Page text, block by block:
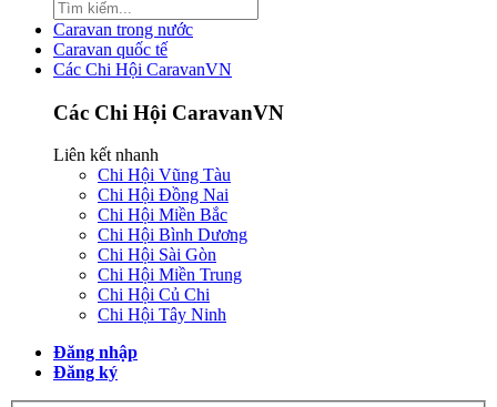
Caravan trong nước
Caravan quốc tế
Các Chi Hội CaravanVN
Các Chi Hội CaravanVN
Liên kết nhanh
Chi Hội Vũng Tàu
Chi Hội Đồng Nai
Chi Hội Miền Bắc
Chi Hội Bình Dương
Chi Hội Sài Gòn
Chi Hội Miền Trung
Chi Hội Củ Chi
Chi Hội Tây Ninh
Đăng nhập
Đăng ký